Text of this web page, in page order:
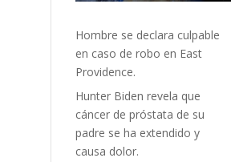
Hombre se declara culpable
en caso de robo en East
Providence.
Hunter Biden revela que
cáncer de próstata de su
padre se ha extendido y
causa dolor.